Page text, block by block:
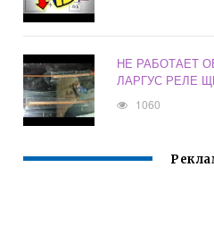
НЕ РАБОТАЕТ
ЛАРГУС РЕЛЕ
1060